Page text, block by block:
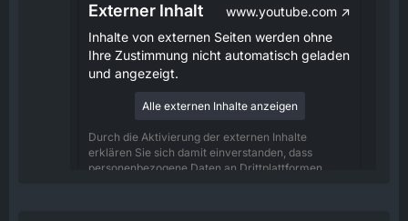
Externer Inhalt
www.youtube.com
Inhalte von externen Seiten werden ohne
Ihre Zustimmung nicht automatisch geladen
und angezeigt.
Alle externen Inhalte anzeigen
Durch die Aktivierung der externen Inhalte
erklären Sie sich damit einverstanden, dass
personenbezogene Daten an Drittplattformen